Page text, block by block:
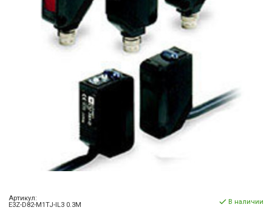
Артикул:
E3Z-D82-M1TJ-IL3 0.3M
В наличии